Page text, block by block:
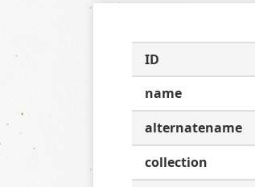
ID
name
alternatename
collection